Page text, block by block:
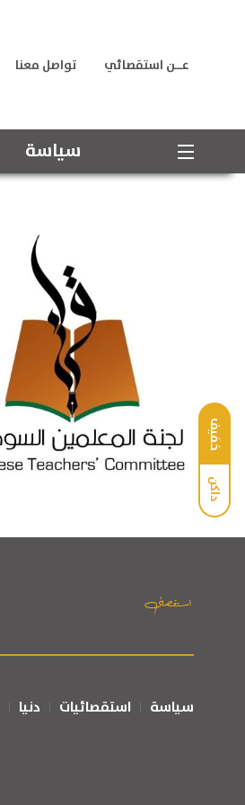
خفيف
داكن
عــن استقصائي تواصل معنا
سياسة
سياسة استقصائيات دنيا